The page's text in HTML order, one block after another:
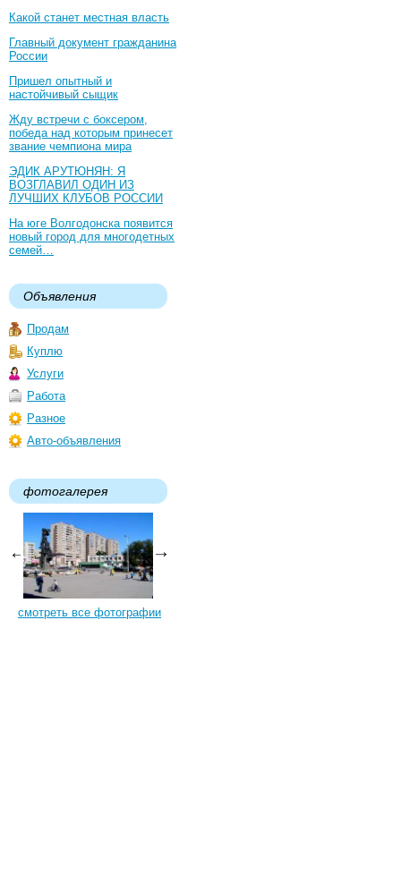
Какой станет местная власть
Главный документ гражданина
России
Пришел опытный и
настойчивый сыщик
Жду встречи с боксером,
победа над которым принесет
звание чемпиона мира
ЭДИК АРУТЮНЯН: Я
ВОЗГЛАВИЛ ОДИН ИЗ
ЛУЧШИХ КЛУБОВ РОССИИ
На юге Волгодонска появится
новый город для многодетных
семей…
Объявления
Продам
Куплю
Услуги
Работа
Разное
Авто-объявления
фотогалерея
смотреть все фотографии